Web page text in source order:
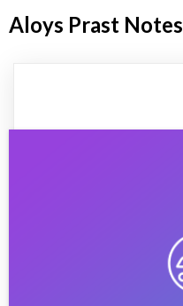
Aloys Prast Notes